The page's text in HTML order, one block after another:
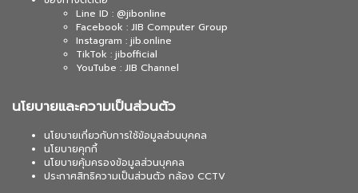
Line ID : @jibonline
Facebook : JIB Computer Group
Instagram : jib.online
TikTok : jibofficial
YouTube : JIB Channel
นโยบายและความเป็นส่วนตัว
นโยบายเกี่ยวกับการใช้ข้อมูลส่วนบุคคล
นโยบายคุกกี้
นโยบายคุ้มครองข้อมูลส่วนบุคคล
ประกาศสิทธิความเป็นส่วนตัว กล้อง CCTV